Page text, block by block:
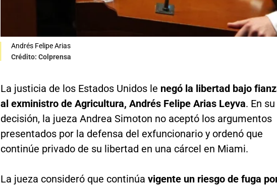
Andrés Felipe Arias
Crédito: Colprensa
La justicia de los Estados Unidos le negó la libertad bajo
al exministro de Agricultura, Andrés Felipe Arias Leyva. En su
decisión, la jueza Andrea Simoton no aceptó los argumentos
presentados por la defensa del exfuncionario y ordenó que
continúe privado de su libertad en una cárcel en Miami.
La jueza consideró que continúa vigente un riesgo de fuga